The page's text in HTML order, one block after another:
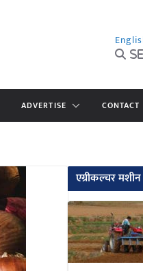
ADVERTISE CONTACT
एग्रीकल्चर मशीन